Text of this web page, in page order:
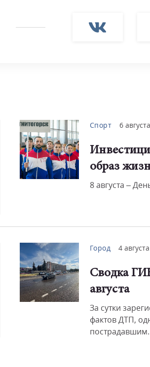
Спорт 6
образ
8 августа –
Город 4
Сводка
августа
За сутки
фактов ДТП,
пострадавшим.